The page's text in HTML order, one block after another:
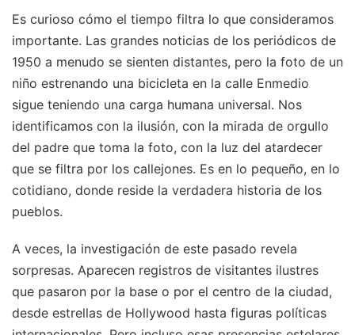
Es curioso cómo el tiempo filtra lo que consideramos
importante. Las grandes noticias de los periódicos de
1950 a menudo se sienten distantes, pero la foto de un
niño estrenando una bicicleta en la calle Enmedio
sigue teniendo una carga humana universal. Nos
identificamos con la ilusión, con la mirada de orgullo
del padre que toma la foto, con la luz del atardecer
que se filtra por los callejones. Es en lo pequeño, en lo
cotidiano, donde reside la verdadera historia de los
pueblos.
A veces, la investigación de este pasado revela
sorpresas. Aparecen registros de visitantes ilustres
que pasaron por la base o por el centro de la ciudad,
desde estrellas de Hollywood hasta figuras políticas